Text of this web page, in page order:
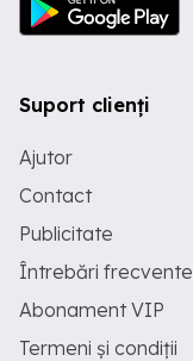
Suport clienți
Ajutor
Contact
Publicitate
Întrebări frecvente
Abonament VIP
Termeni și condiții